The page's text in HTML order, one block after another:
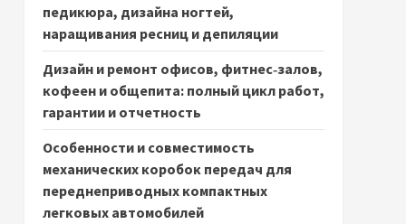
педикюра, дизайна ногтей,
наращивания ресниц и депиляции
Дизайн и ремонт офисов, фитнес‑залов,
кофеен и общепита: полный цикл работ,
гарантии и отчетность
Особенности и совместимость
механических коробок передач для
переднеприводных компактных
легковых автомобилей